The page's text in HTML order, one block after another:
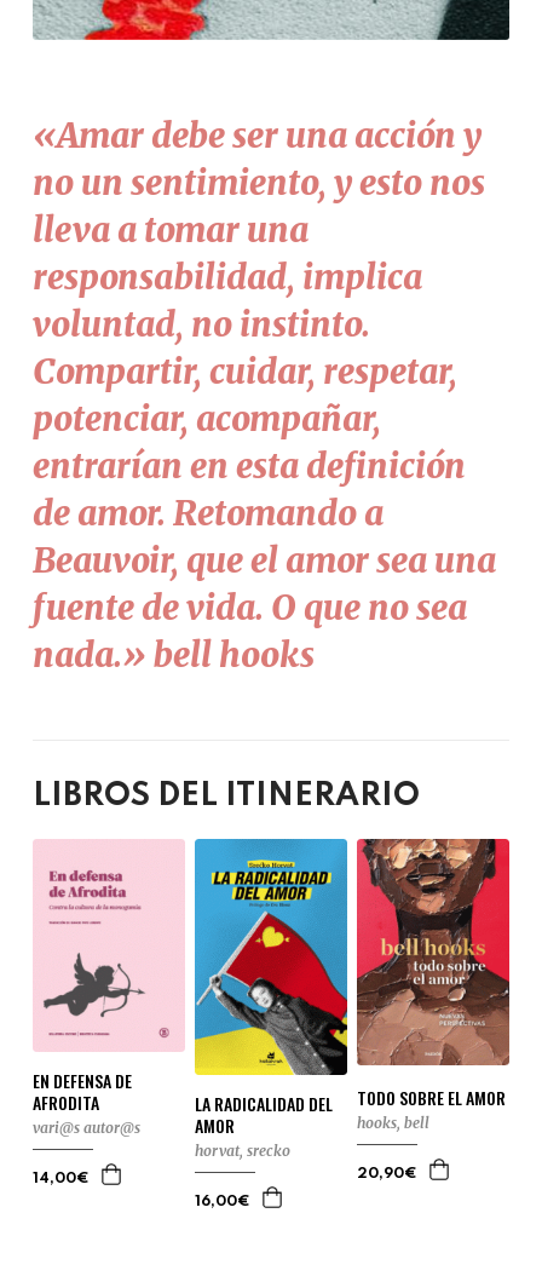
«Amar debe ser una acción y
no un sentimiento, y esto nos
lleva a tomar una
responsabilidad, implica
voluntad, no instinto.
Compartir, cuidar, respetar,
potenciar, acompañar,
entrarían en esta definición
de amor. Retomando a
Beauvoir, que el amor sea una
fuente de vida. O que no sea
nada.» bell hooks
LIBROS DEL ITINERARIO
EN DEFENSA DE
AFRODITA
vari@s autor@s
14,00€
LA RADICALIDAD DEL
AMOR
horvat, srecko
16,00€
TODO SOBRE EL AMOR
hooks, bell
20,90€